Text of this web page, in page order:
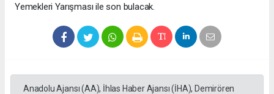
Yemekleri Yarışması ile son bulacak.
Anadolu Ajansı (AA), İhlas Haber Ajansı (İHA), Demirören